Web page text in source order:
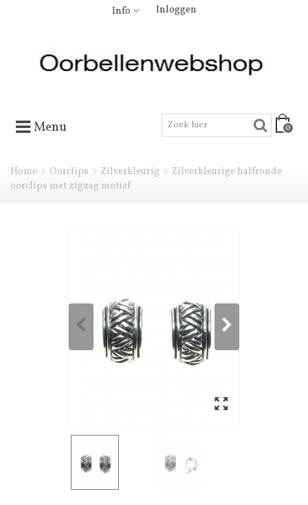
Info Inloggen
Menu 0
Home > Oorclips > Zilverkleurig > Zilverkleurige halfronde
oorclips met zigzag motief